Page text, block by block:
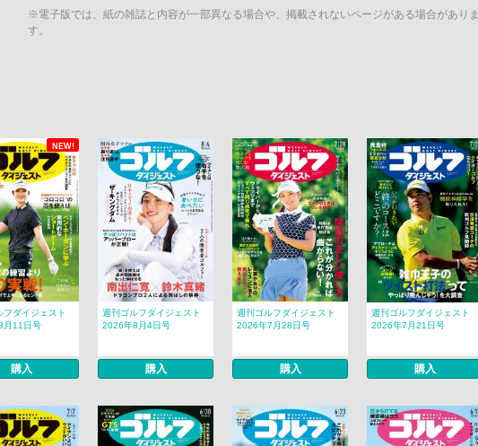
※電子版では、紙の雑誌と内容が一部異なる場合や、掲載されないページがある場合がありま
す。
NEW!
フダイジェスト
月11日号
購入
週刊ゴルフダイジェスト
2026年8月4日号
購入
週刊ゴルフダイジェスト
2026年7月28日号
購入
週刊ゴルフダイジェスト
2026年7月21日号
購入